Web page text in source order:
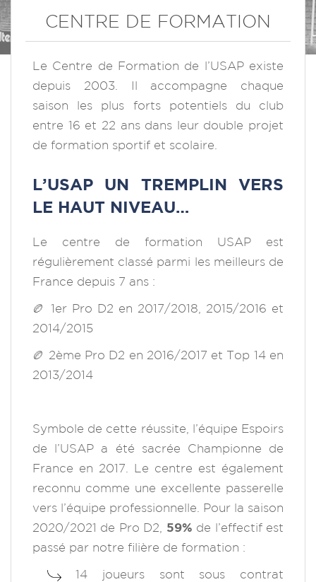
CENTRE DE FORMATION
Le Centre de Formation de l’USAP existe
depuis 2003. Il accompagne chaque
saison les plus forts potentiels du club
entre 16 et 22 ans dans leur double projet
de formation sportif et scolaire.
L’USAP UN TREMPLIN VERS
LE HAUT NIVEAU…
Le centre de formation USAP est
régulièrement classé parmi les meilleurs de
France depuis 7 ans :
🏉 1er Pro D2 en 2017/2018, 2015/2016 et
2014/2015
🏉 2ème Pro D2 en 2016/2017 et Top 14 en
2013/2014
Symbole de cette réussite, l’équipe Espoirs
de l’USAP a été sacrée Championne de
France en 2017. Le centre est également
reconnu comme une excellente passerelle
vers l’équipe professionnelle. Pour la saison
2020/2021 de Pro D2, 59% de l’effectif est
passé par notre filière de formation :
14 joueurs sont sous contrat